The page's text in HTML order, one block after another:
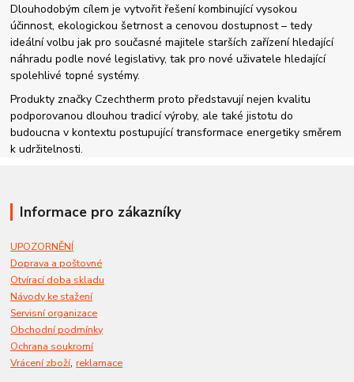
Dlouhodobým cílem je vytvořit řešení kombinující vysokou
účinnost, ekologickou šetrnost a cenovou dostupnost – tedy
ideální volbu jak pro současné majitele starších zařízení hledající
náhradu podle nové legislativy, tak pro nové uživatele hledající
spolehlivé topné systémy.
Produkty značky Czechtherm proto představují nejen kvalitu
podporovanou dlouhou tradicí výroby, ale také jistotu do
budoucna v kontextu postupující transformace energetiky směrem
k udržitelnosti.
Informace pro zákazníky
UPOZORNĚNÍ
Doprava a poštovné
Otvírací doba skladu
Návody ke stažení
Servisní organizace
Obchodní podmínky
Ochrana soukromí
Vrácení zboží,reklamace